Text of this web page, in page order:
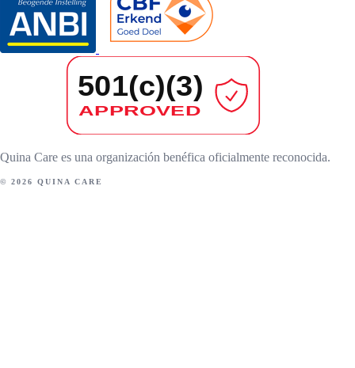
Quina Care es una organización benéfica oficialmente reconocida.
© 2026 QUINA CARE